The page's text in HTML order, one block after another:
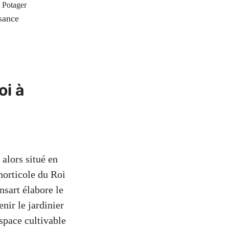
à
situé en
du Roi
élabore le
le jardinier
cultivable